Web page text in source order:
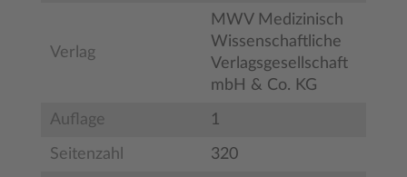
Verlag
MWV Medizinisch
Wissenschaftliche
Verlagsgesellschaft
mbH & Co. KG
Auflage 1
Seitenzahl 320